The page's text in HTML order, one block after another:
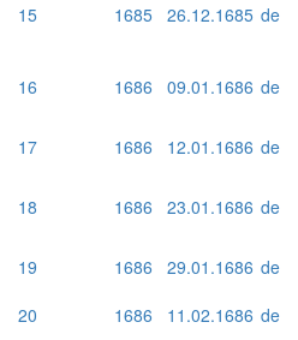
15 1685 26.12.1685 de
16 1686 09.01.1686 de
17 1686 12.01.1686 de
18 1686 23.01.1686 de
19 1686 29.01.1686 de
20
1686 11.02.1686 de